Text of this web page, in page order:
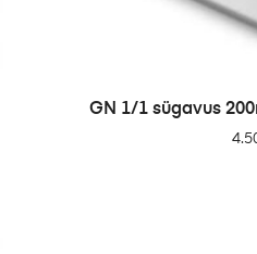
LISA
GN 1/1 sügavus